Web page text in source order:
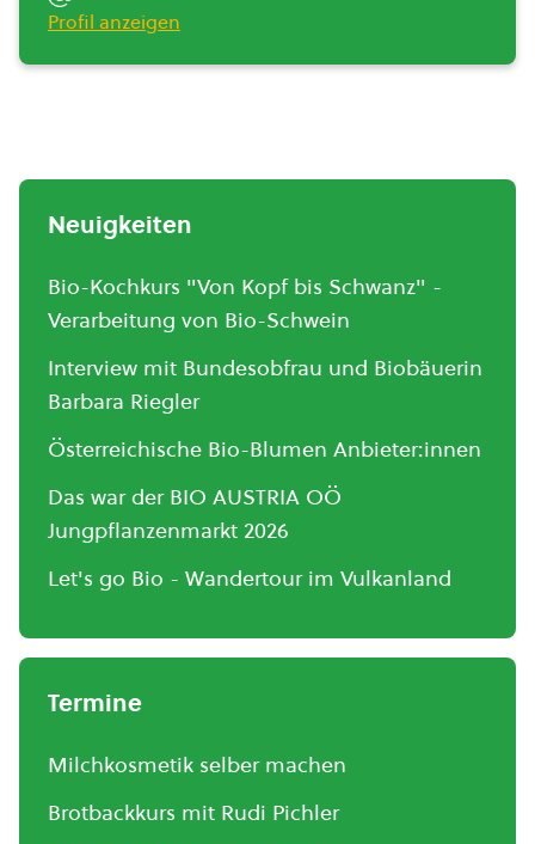
Profil anzeigen
Neuigkeiten
Bio-Kochkurs "Von Kopf bis Schwanz" -
Verarbeitung von Bio-Schwein
Interview mit Bundesobfrau und Biobäuerin
Barbara Riegler
Österreichische Bio-Blumen Anbieter:innen
Das war der BIO AUSTRIA OÖ
Jungpflanzenmarkt 2026
Let's go Bio - Wandertour im Vulkanland
Termine
Milchkosmetik selber machen
Brotbackkurs mit Rudi Pichler